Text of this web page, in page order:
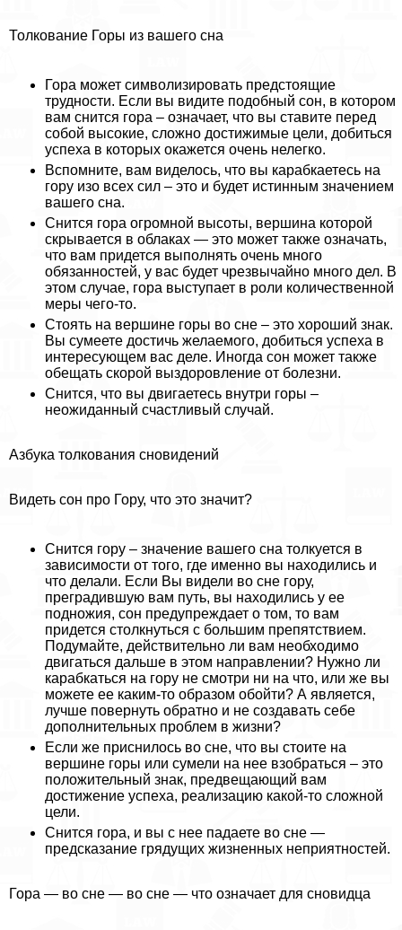
Толкование Горы из вашего сна
Гора может символизировать предстоящие
трудности. Если вы видите подобный сон, в котором
вам снится гора – означает, что вы ставите перед
собой высокие, сложно достижимые цели, добиться
успеха в которых окажется очень нелегко.
Вспомните, вам виделось, что вы карабкаетесь на
гору изо всех сил – это и будет истинным значением
вашего сна.
Снится гора огромной высоты, вершина которой
скрывается в облаках — это может также означать,
что вам придется выполнять очень много
обязанностей, у вас будет чрезвычайно много дел. В
этом случае, гора выступает в роли количественной
меры чего-то.
Стоять на вершине горы во сне – это хороший знак.
Вы сумеете достичь желаемого, добиться успеха в
интересующем вас деле. Иногда сон может также
обещать скорой выздоровление от болезни.
Снится, что вы двигаетесь внутри горы –
неожиданный счастливый случай.
Азбука толкования сновидений
Видеть сон про Гору, что это значит?
Снится гору – значение вашего сна толкуется в
зависимости от того, где именно вы находились и
что делали. Если Вы видели во сне гору,
преградившую вам путь, вы находились у ее
подножия, сон предупреждает о том, то вам
придется столкнуться с большим препятствием.
Подумайте, действительно ли вам необходимо
двигаться дальше в этом направлении? Нужно ли
карабкаться на гору не смотри ни на что, или же вы
можете ее каким-то образом обойти? А является,
лучше повернуть обратно и не создавать себе
дополнительных проблем в жизни?
Если же приснилось во сне, что вы стоите на
вершине горы или сумели на нее взобраться – это
положительный знак, предвещающий вам
достижение успеха, реализацию какой-то сложной
цели.
Снится гора, и вы с нее падаете во сне —
предсказание грядущих жизненных неприятностей.
Гора — во сне — во сне — что означает для сновидца